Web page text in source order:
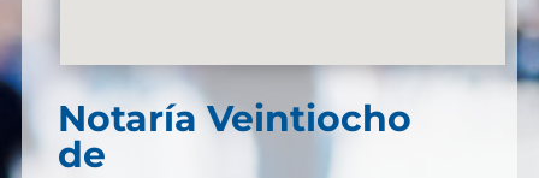
Notaría Veintiocho
de